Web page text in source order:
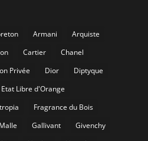
Armani
Arquiste
Cartier
Chanel
Privée Dior
Diptyque
Etat Libre d'Orange
Fragrance du Bois
Gallivant
Givenchy